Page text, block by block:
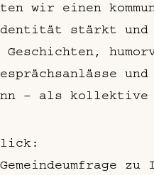
wir einen
stärkt und
– als kollektive